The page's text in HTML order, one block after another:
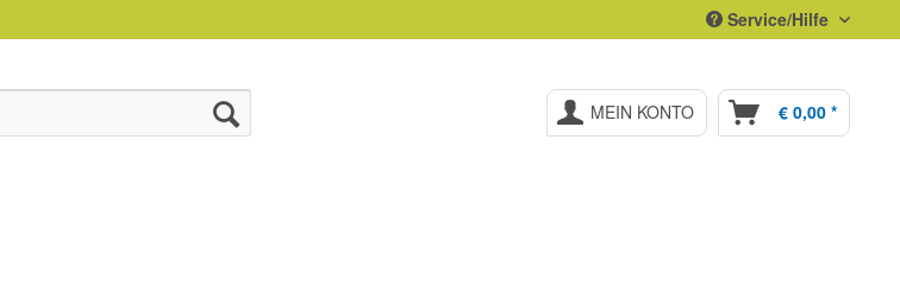
Service/Hilfe
MEIN KONTO € 0,00 *